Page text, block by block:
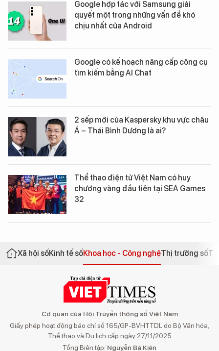
Google hợp tác với Samsung giải
quyết một trong những vấn đề khó
chịu nhất của Android
Google có kế hoạch nâng cấp công cụ
tìm kiếm bằng AI Chat
2 sếp mới của Kaspersky khu vực châu
Á – Thái Bình Dương là ai?
Thể thao điện tử Việt Nam có huy
chương vàng đầu tiên tại SEA Games
32
Xã hội sốKinh tế sốKhoa học - Công nghệThị trường số
Cơ quan của Hội Truyền thông số Việt Nam
Giấy phép hoạt động báo chí số 165/GP-BVHTTDL do Bộ Văn hóa,
Thể thao và Du lịch cấp ngày 27/11/2025
Tổng Biên tập: Nguyễn Bá Kiên